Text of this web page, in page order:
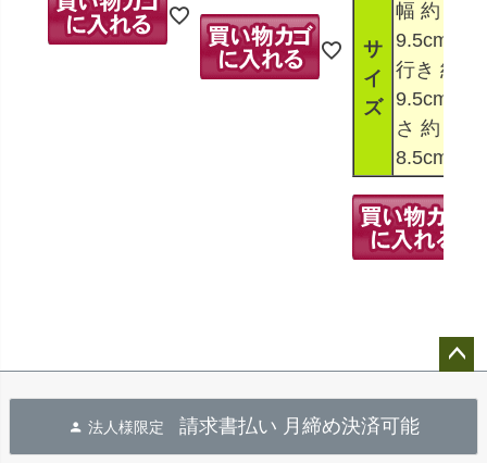
サ
イ
ズ
幅 約
9.5cm 奥
行き 約
9.5cm 高
さ 約
8.5cm
へ
法人様限定 請求書払い 月締め決済可能